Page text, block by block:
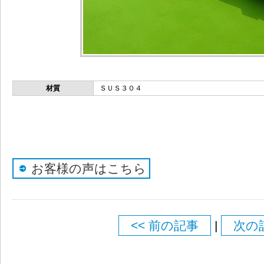
材質 ＳＵＳ３０４
お客様の声はこちら
<< 前の記事 | 次の